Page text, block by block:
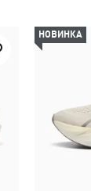
НОВИНКА